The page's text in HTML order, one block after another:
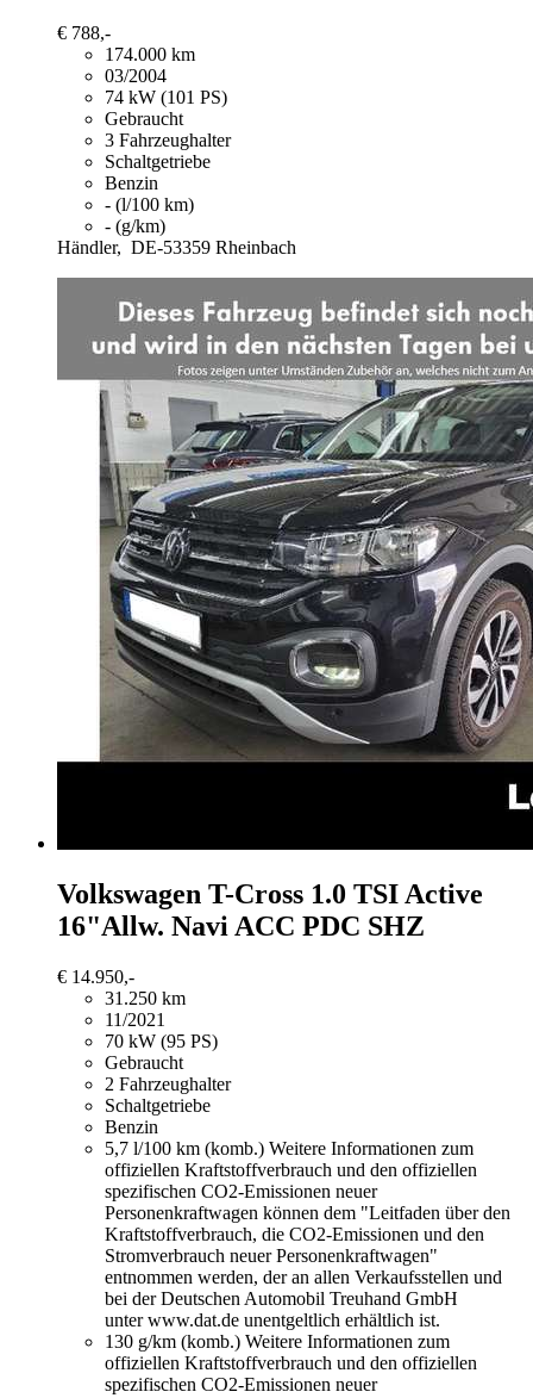
€ 788,-
174.000 km
03/2004
74 kW (101 PS)
Gebraucht
3 Fahrzeughalter
Schaltgetriebe
Benzin
- (l/100 km)
- (g/km)
Händler, DE-53359 Rheinbach
Volkswagen T-Cross 1.0 TSI Active
16"Allw. Navi ACC PDC SHZ
€ 14.950,-
31.250 km
11/2021
70 kW (95 PS)
Gebraucht
2 Fahrzeughalter
Schaltgetriebe
Benzin
5,7 l/100 km (komb.) Weitere Informationen zum
offiziellen Kraftstoffverbrauch und den offiziellen
spezifischen CO2-Emissionen neuer
Personenkraftwagen können dem "Leitfaden über den
Kraftstoffverbrauch, die CO2-Emissionen und den
Stromverbrauch neuer Personenkraftwagen"
entnommen werden, der an allen Verkaufsstellen und
bei der Deutschen Automobil Treuhand GmbH
unter www.dat.de unentgeltlich erhältlich ist.
130 g/km (komb.) Weitere Informationen zum
offiziellen Kraftstoffverbrauch und den offiziellen
spezifischen CO2-Emissionen neuer